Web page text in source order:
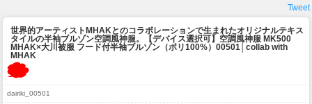
Tweet
世界的アーティストMHAKとのコラボレーションで生まれたオリジナルテキス
タイルの半袖ブルゾン空調風神服。
【デバイス選択可】空調風神服 MK500
MHAK×大川被服 フード付半袖ブルゾン（ポリ100%）00501│collab with
MHAK
dairiki_00501